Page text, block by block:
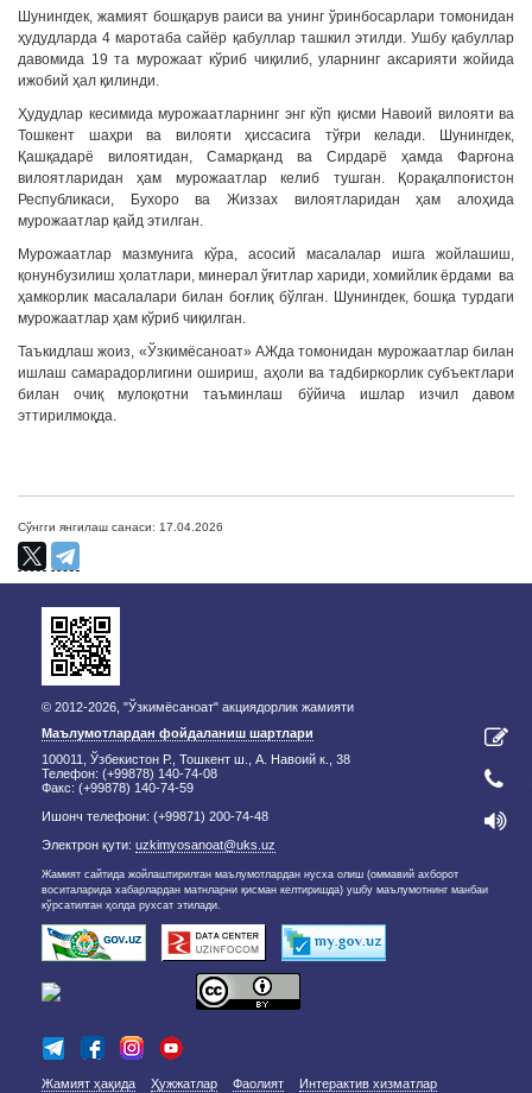
Шунингдек, жамият бошқарув раиси ва унинг ўринбосарлари томонидан
ҳудудларда 4 маротаба сайёр қабуллар ташкил этилди. Ушбу қабуллар
давомида 19 та мурожаат кўриб чиқилиб, уларнинг аксарияти жойида
ижобий ҳал қилинди.
Ҳудудлар кесимида мурожаатларнинг энг кўп қисми Навоий вилояти ва
Тошкент шаҳри ва вилояти ҳиссасига тўғри келади. Шунингдек,
Қашқадарё вилоятидан, Самарқанд ва Сирдарё ҳамда Фарғона
вилоятларидан ҳам мурожаатлар келиб тушган. Қорақалпоғистон
Республикаси, Бухоро ва Жиззах вилоятларидан ҳам алоҳида
мурожаатлар қайд этилган.
Мурожаатлар мазмунига кўра, асосий масалалар ишга жойлашиш,
қонунбузилиш ҳолатлари, минерал ўғитлар хариди, хомийлик ёрдами ва
ҳамкорлик масалалари билан боғлиқ бўлган. Шунингдек, бошқа турдаги
мурожаатлар ҳам кўриб чиқилган.
Таъкидлаш жоиз, «Ўзкимёсаноат» АЖда томонидан мурожаатлар билан
ишлаш самарадорлигини ошириш, аҳоли ва тадбиркорлик субъектлари
билан очиқ мулоқотни таъминлаш бўйича ишлар изчил давом
эттирилмоқда.
Сўнгги янгилаш санаси: 17.04.2026
© 2012-2026, "Ўзкимёсаноат" акциядорлик жамияти
Маълумотлардан фойдаланиш шартлари
100011, Ўзбекистон Р., Тошкент ш., А. Навоий к., 38
Телефон: (+99878) 140-74-08
Факс: (+99878) 140-74-59
Ишонч телефони: (+99871) 200-74-48
Электрон қути: uzkimyosanoat@uks.uz
Жамият сайтида жойлаштирилган маълумотлардан нусха олиш (оммавий ахборот
воситаларида хабарлардан матнларни қисман келтиришда) ушбу маълумотнинг манбаи
кўрсатилган ҳолда рухсат этилади.
Жамият ҳақида Ҳужжатлар Фаолият
Интерактив хизматлар